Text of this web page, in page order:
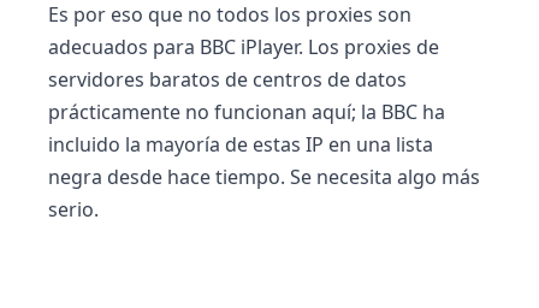
Es por eso que no todos los proxies son
adecuados para BBC iPlayer. Los proxies de
servidores baratos de centros de datos
prácticamente no funcionan aquí; la BBC ha
incluido la mayoría de estas IP en una lista
negra desde hace tiempo. Se necesita algo más
serio.